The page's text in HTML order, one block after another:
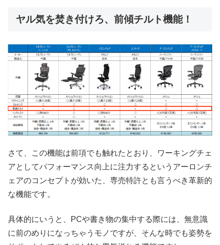
ヤル気を焚き付けろ、前傾チルト機能！
さて、この機能は前項でも触れたとおり、ワーキングチェ
アとしてパフォーマンス向上に注力するというアーロンチ
ェアのコンセプトが効いた、専売特許とも言うべき革新的
な機能です。
具体的にいうと、PCや書き物の集中する際には、無意識
に前のめりになっちゃうモノですが、そんな時でも姿勢を